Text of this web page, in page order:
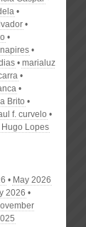
marialuz
Brito
f. curvelo
Hugo Lopes
May 2026
2026